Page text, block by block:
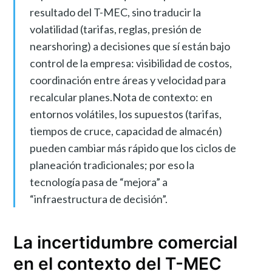
resultado del T-MEC, sino traducir la
volatilidad (tarifas, reglas, presión de
nearshoring) a decisiones que sí están bajo
control de la empresa: visibilidad de costos,
coordinación entre áreas y velocidad para
recalcular planes.Nota de contexto: en
entornos volátiles, los supuestos (tarifas,
tiempos de cruce, capacidad de almacén)
pueden cambiar más rápido que los ciclos de
planeación tradicionales; por eso la
tecnología pasa de “mejora” a
“infraestructura de decisión”.
La incertidumbre comercial
en el contexto del T-MEC